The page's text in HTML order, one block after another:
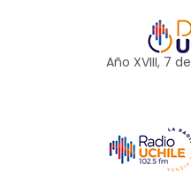
Año XVIII, 7 de